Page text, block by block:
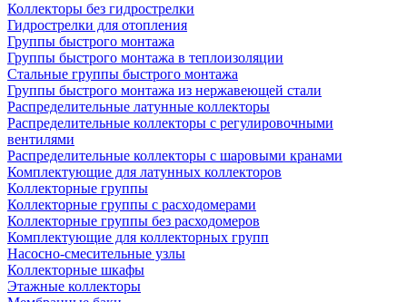
Коллекторы без гидрострелки
Гидрострелки для отопления
Группы быстрого монтажа
Группы быстрого монтажа в теплоизоляции
Стальные группы быстрого монтажа
Группы быстрого монтажа из нержавеющей стали
Распределительные латунные коллекторы
Распределительные коллекторы с регулировочными
вентилями
Распределительные коллекторы с шаровыми кранами
Комплектующие для латунных коллекторов
Коллекторные группы
Коллекторные группы с расходомерами
Коллекторные группы без расходомеров
Комплектующие для коллекторных групп
Насосно-смесительные узлы
Коллекторные шкафы
Этажные коллекторы